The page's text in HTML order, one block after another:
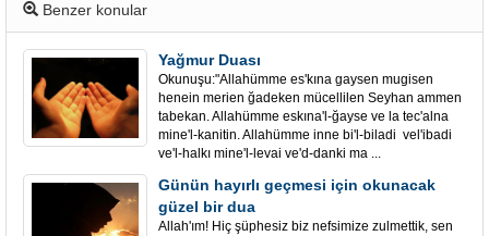
Benzer konular
Yağmur Duası
Okunuşu:"Allahümme es'kına gaysen mugisen
henein merien ğadeken mücellilen Seyhan ammen
tabekan. Allahümme eskına'l-ğayse ve la tec'alna
mine'l-kanitin. Allahümme inne bi'l-biladi vel'ibadi
ve'l-halkı mine'l-levai ve'd-danki ma ...
Günün hayırlı geçmesi için okunacak
güzel bir dua
Allah'ım! Hiç şüphesiz biz nefsimize zulmettik, sen